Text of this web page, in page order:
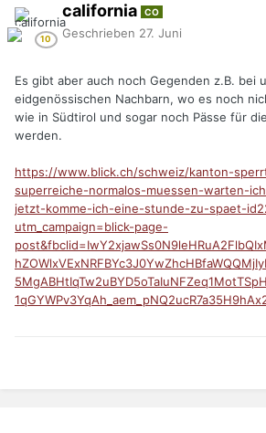
california CO
Geschrieben 27. Juni
Es gibt aber auch noch Gegenden z.B. bei
eidgenössischen Nachbarn, wo es noch
wie in Südtirol und sogar noch Pässe für
werden.
https://www.blick.ch/schweiz/kanton-
superreiche-normalos-muessen-warten-
jetzt-komme-ich-eine-stunde-zu-spaet-
utm_campaign=blick-page-